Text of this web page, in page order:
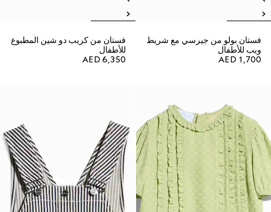
فستان بولو من جيرسي مع شريط
ويب للأطفال
AED 1,700
فستان من كريب دو شين المطبوع
للأطفال
AED 6,350